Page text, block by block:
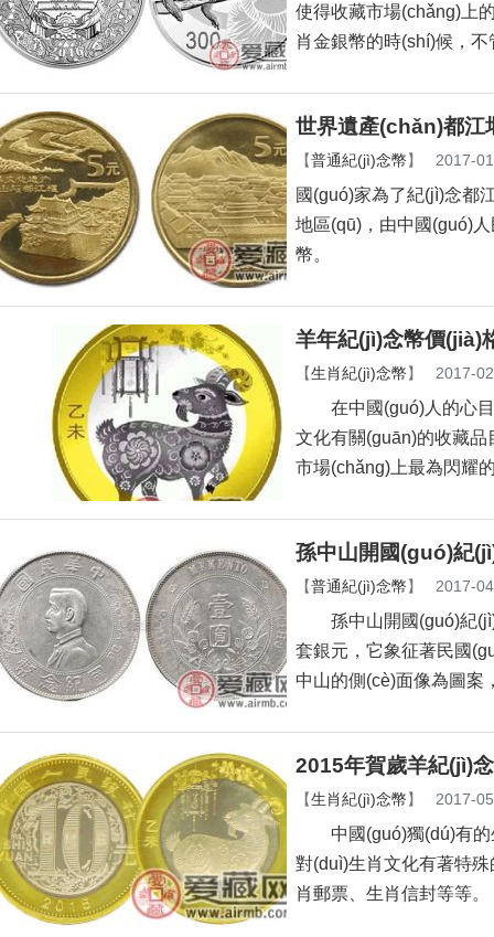
使得收藏市場(chǎng)上
肖金銀幣的時(shí)候，
世界遺產(chǎn)都江
【普通紀(jì)念幣】 2017-
國(guó)家為了紀(jì)念都
地區(qū)，由中國
幣。
羊年紀(jì)念幣價(jià)
【生肖紀(jì)念幣】 2017-
在中國(guó)人的心目中
文化有關(guān)的收藏品
市場(chǎng)上最為閃耀的
孫中山開國(guó)紀
【普通紀(jì)念幣】 2017-
孫中山開國(guó)紀(jì)念
套銀元，它象征著民
中山的側(cè)面像為圖案
2015年賀歲羊紀(jì)
【生肖紀(jì)念幣】 2017-
中國(guó)獨(dú)有的
對(duì)生肖文化有著特
肖郵票、生肖信封等等。